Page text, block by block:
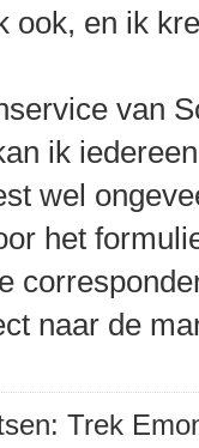
ook, en ik
van
ik
wel
het
naar de
Trek